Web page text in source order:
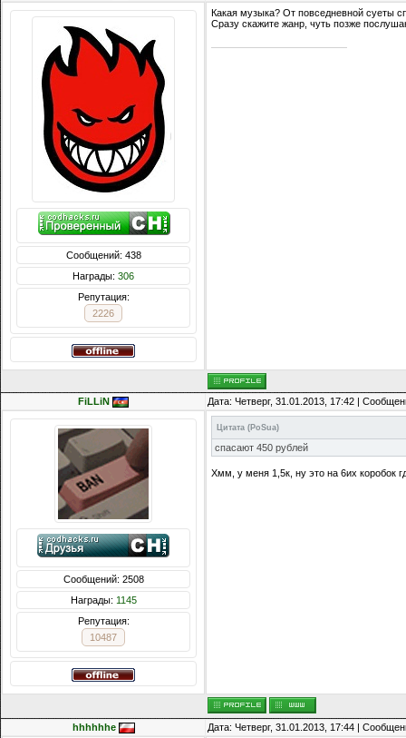
Сообщений: 438
Награды: 306
Репутация:
2226
Какая музыка? От повседневной суеты
Сразу скажите жанр, чуть позже
FiLLiN Дата: Четверг, 31.01.2013, 17:42 |
Сообщений: 2508
Награды: 1145
Репутация:
10487
Цитата ( PoSua)
спасают 450 рублей
Хмм, у меня 1,5к, ну это на 6их коробок
hhhhhhe Дата: Четверг, 31.01.2013, 17:44 |